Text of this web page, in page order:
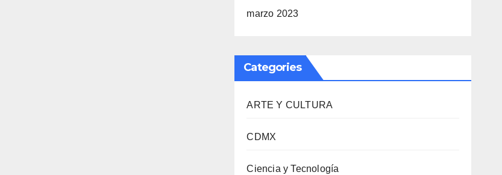
marzo 2023
Categories
ARTE Y CULTURA
CDMX
Ciencia y Tecnología